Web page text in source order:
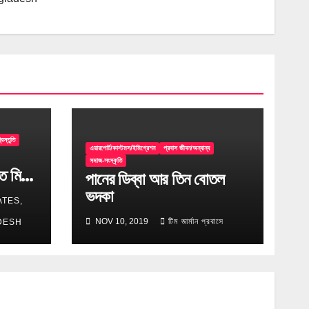
মিট
এয়ারপোর্ট/কাস্টমস/ইমিগ্রেশন
প্রবাস জীবন/অন্যান্য
সমাজ-সংস্কৃতি
পানের ডিব্বা আর তিন বোতল
ভদকা
NOV 10, 2019 টিম জার্মান প্রবাসে